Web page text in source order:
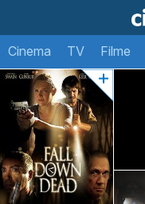
Cinema TV Filme